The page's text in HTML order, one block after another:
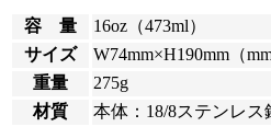
容 量
16oz（473ml）
サイズ
W74mm×H190mm（mm
重量
275g
材質
本体：18/8ステンレ